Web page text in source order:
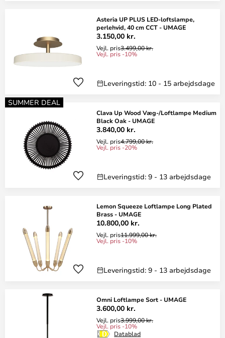
Asteria UP PLUS LED-loftslampe,
perlehvid, 40 cm CCT - UMAGE
3.150,00 kr.
Vejl. pris3.499,00 kr.
Vejl. pris -10%
Leveringstid: 10 - 15 arbejdsdage
SUMMER DEAL
Clava Up Wood Væg-/Loftlampe Medium
Black Oak - UMAGE
3.840,00 kr.
Vejl. pris4.799,00 kr.
Vejl. pris -20%
Leveringstid: 9 - 13 arbejdsdage
Lemon Squeeze Loftlampe Long Plated
Brass - UMAGE
10.800,00 kr.
Vejl. pris11.999,00 kr.
Vejl. pris -10%
Leveringstid: 9 - 13 arbejdsdage
Omni Loftlampe Sort - UMAGE
3.600,00 kr.
Vejl. pris3.999,00 kr.
Vejl. pris -10%
Datablad